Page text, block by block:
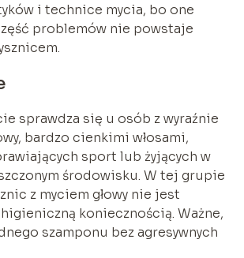
i technice mycia, bo one
problemów nie powstaje
sprawdza się u osób z wyraźnie
bardzo cienkimi włosami,
sport lub żyjących w
środowisku. W tej grupie
z myciem głowy nie jest
higieniczną koniecznością. Ważne,
szamponu bez agresywnych